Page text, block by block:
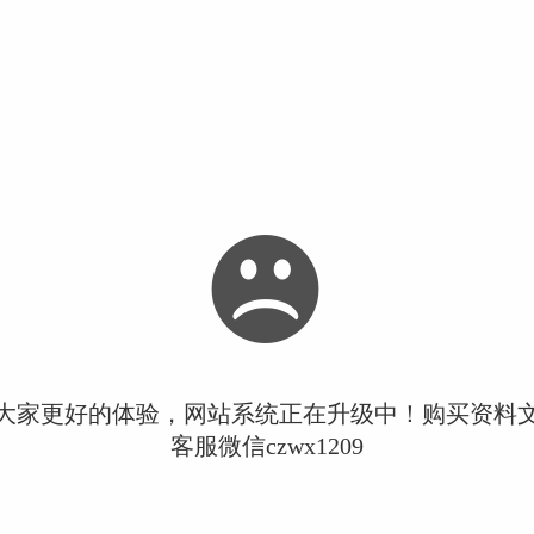
家更好的体验，网站系统正在升级中！购买资料
客服微信czwx1209